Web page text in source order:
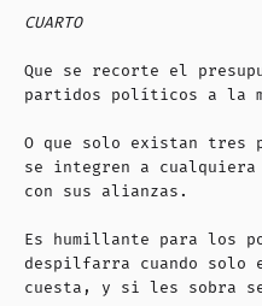
CUARTO
Que se recorte el
partidos políticos a la
O que solo existan tres
se integren a
con sus alianzas.
Es humillante para los
despilfarra cuando solo
cuesta, y si les sobra